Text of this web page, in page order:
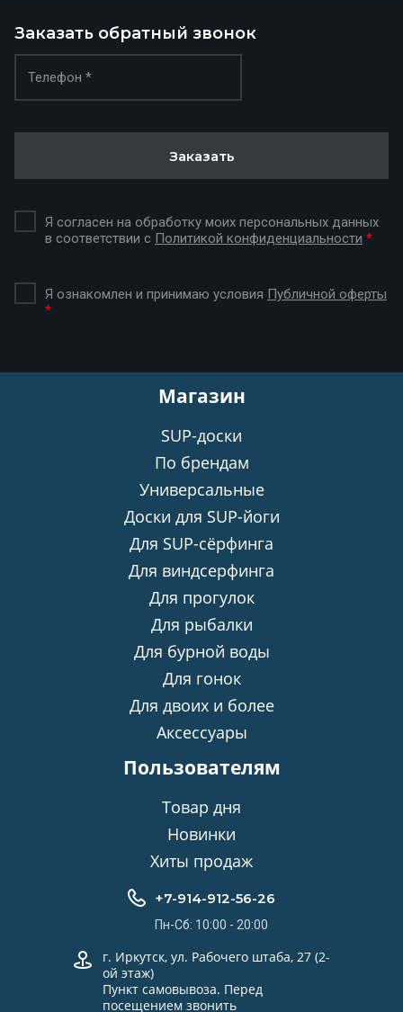
Заказать обратный звонок
Я согласен на обработку моих персональных данных
в соответствии с Политикой конфиденциальности *
Я ознакомлен и принимаю условия Публичной оферты
*
Заказать
Магазин
SUP-доски
По брендам
Универсальные
Доски для SUP-йоги
Для SUP-сёрфинга
Для виндсерфинга
Для прогулок
Для рыбалки
Для бурной воды
Для гонок
Для двоих и более
Аксессуары
Пользователям
Товар дня
Новинки
Хиты продаж
+7-914-912-56-26
Пн-Сб: 10:00 - 20:00
г. Иркутск, ул. Рабочего штаба, 27 (2-
ой этаж)
Пункт самовывоза. Перед
посещением звонить